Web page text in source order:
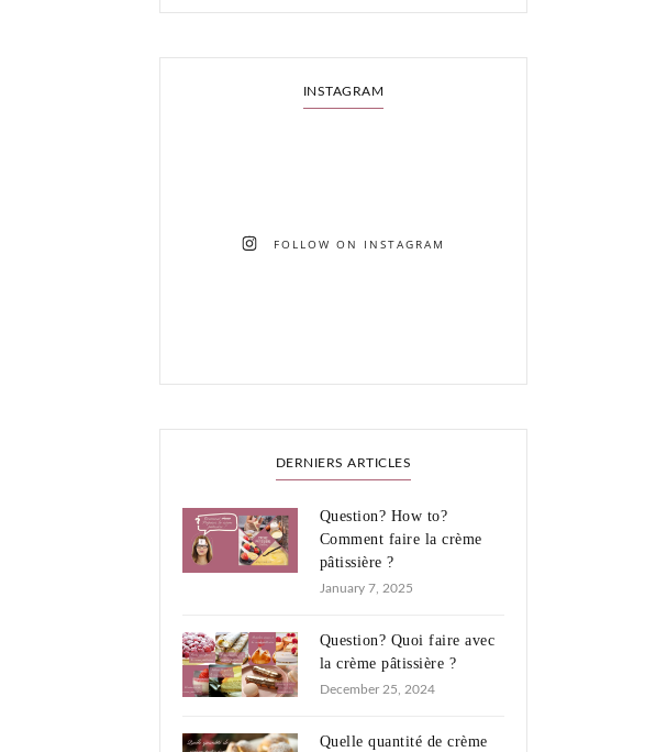
INSTAGRAM
FOLLOW ON INSTAGRAM
DERNIERS ARTICLES
Question? How to?
Comment faire la crème
pâtissière ?
January 7, 2025
Question? Quoi faire avec
la crème pâtissière ?
December 25, 2024
Quelle quantité de crème